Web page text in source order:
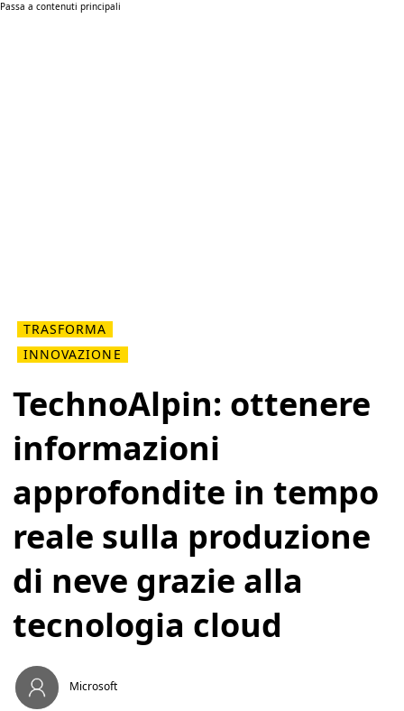
Passa a contenuti principali
TRASFORMA
INNOVAZIONE
TechnoAlpin: ottenere
informazioni
approfondite in tempo
reale sulla produzione
di neve grazie alla
tecnologia cloud
Microsoft